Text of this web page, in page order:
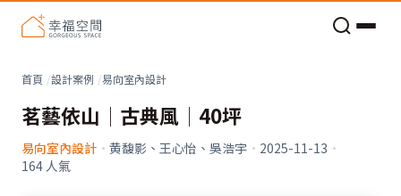
首頁 設計案例 易向室內設計
茗藝依山│古典風│40坪
易向室內設計 · 黄馥影、王心怡、吳浩宇 · 2025-11-13 ·
164人氣